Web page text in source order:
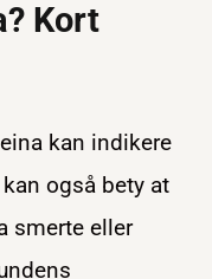
Kort
kan indikere
også bety at
smerte eller